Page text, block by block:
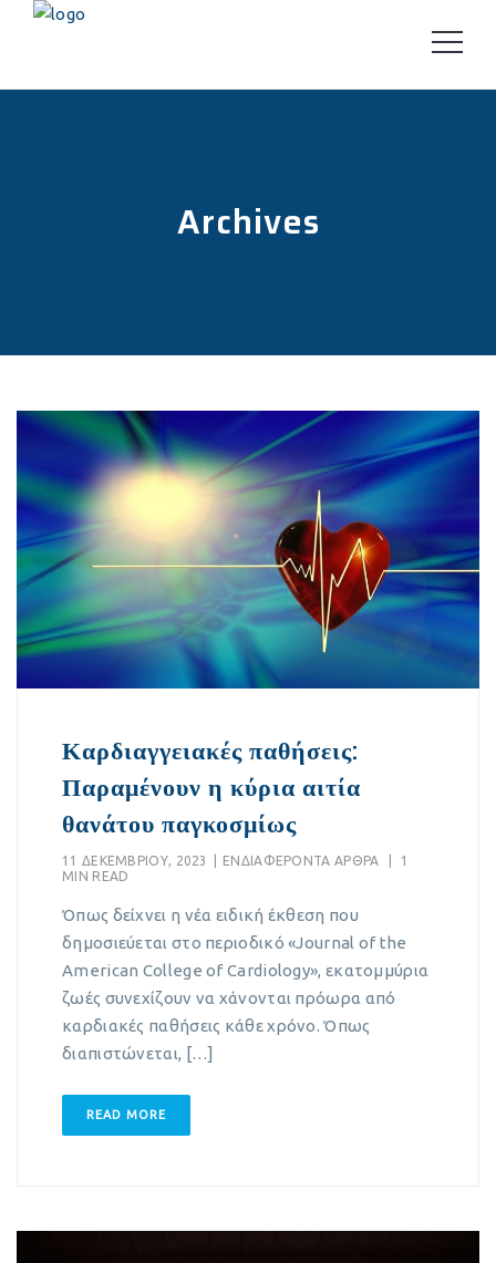
Archives
Καρδιαγγειακές παθήσεις:
Παραμένουν η κύρια αιτία
θανάτου παγκοσμίως
11 ΔΕΚΕΜΒΡΊΟΥ, 2023 EΝΔΙΑΦΈΡΟΝΤΑ ΆΡΘΡΑ
1
MIN READ
Όπως δείχνει η νέα ειδική έκθεση που
δημοσιεύεται στο περιοδικό «Journal of the
American College of Cardiology», εκατομμύρια
ζωές συνεχίζουν να χάνονται πρόωρα από
καρδιακές παθήσεις κάθε χρόνο. Όπως
διαπιστώνεται, […]
READ MORE